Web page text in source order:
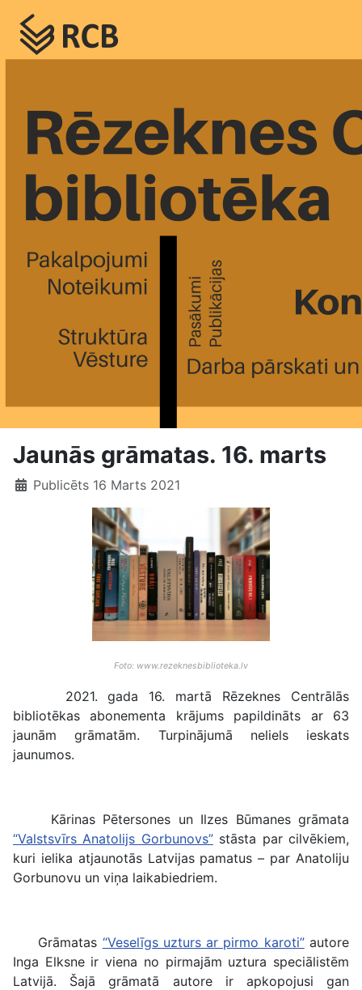
Jaunās grāmatas. 16. marts
Publicēts 16 Marts 2021
Foto: www.rezeknesbiblioteka.lv
2021. gada 16. martā Rēzeknes Centrālās
bibliotēkas abonementa krājums papildināts ar 63
jaunām grāmatām. Turpinājumā neliels ieskats
jaunumos.
Kārinas Pētersones un Ilzes Būmanes grāmata
“Valstsvīrs Anatolijs Gorbunovs”stāsta par cilvēkiem,
kuri ielika atjaunotās Latvijas pamatus – par Anatoliju
Gorbunovu un viņa laikabiedriem.
Grāmatas “Veselīgs uzturs ar pirmo karoti”autore
Inga Elksne ir viena no pirmajām uztura speciālistēm
Latvijā. Šajā grāmatā autore ir apkopojusi gan